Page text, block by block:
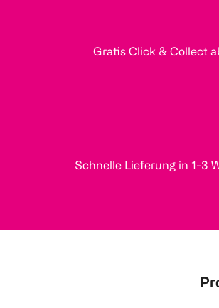
Gratis Click & Collect
Schnelle Lieferung in 1-3